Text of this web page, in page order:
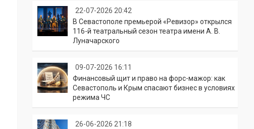
22-07-2026 20:42
В Севастополе премьерой «Ревизор» открылся
116-й театральный сезон театра имени А. В.
Луначарского
09-07-2026 16:11
Финансовый щит и право на форс-мажор: как
Севастополь и Крым спасают бизнес в условиях
режима ЧС
26-06-2026 21:18